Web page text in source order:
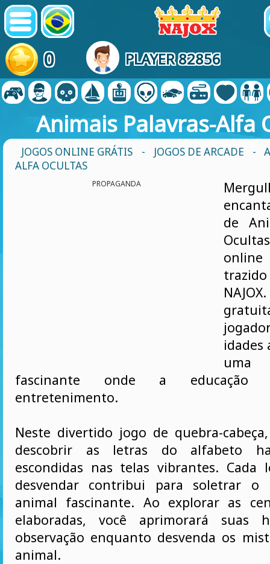
0 PLAYER 82856
Animais Palavras-Alfa
JOGOS ONLINE GRÁTIS - JOGOS DE ARCADE
-
ALFA OCULTAS
PROPAGANDA
de
idades
fascinante onde a educação
entretenimento.
Neste divertido jogo de quebra-
descobrir as letras do alfabeto
escondidas nas telas vibrantes. Cada
desvendar contribui para soletrar
animal fascinante. Ao explorar as
elaboradas, você aprimorará suas
observação enquanto desvenda os
animal.